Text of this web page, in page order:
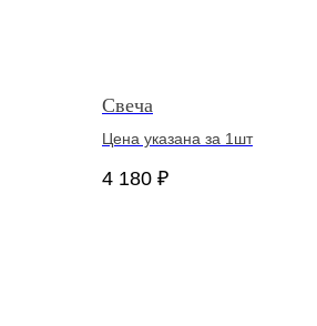
Свеча
Цена указана за 1шт
4 180 ₽